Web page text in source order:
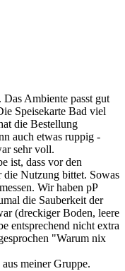
Ambiente passt gut
Speisekarte Bad viel
die Bestellung
auch etwas ruppig -
sehr voll.
ist, dass vor den
Nutzung bittet. Sowas
Wir haben pP
die Sauberkeit der
(dreckiger Boden, leere
entsprechend nicht extra
"Warum nix
meiner Gruppe.